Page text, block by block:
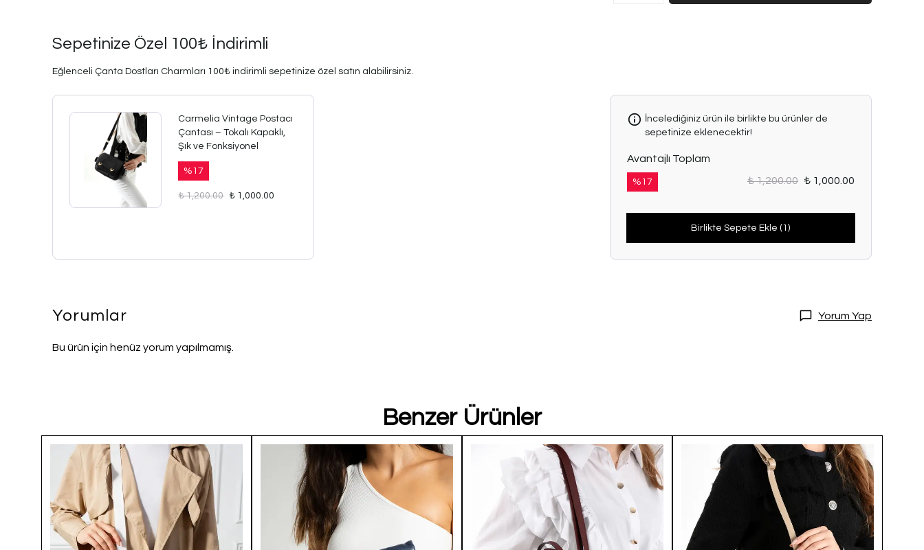
Sepetinize Özel 100₺ İndirimli
Eğlenceli Çanta Dostları Charmları 100₺ indirimli sepetinize özel satın alabilirsiniz.
Carmelia Vintage Postacı
Çantası – Tokalı Kapaklı,
Şık ve Fonksiyonel
% 17
₺ 1,200.00 ₺ 1,000.00
İncelediğiniz ürün ile birlikte bu ürünler de
sepetinize eklenecektir!
Avantajlı Toplam
% 17 ₺ 1,200.00 ₺ 1,000.00
Birlikte Sepete Ekle (1)
Yorumlar Yorum Yap
Bu ürün için henüz yorum yapılmamış.
Benzer Ürünler